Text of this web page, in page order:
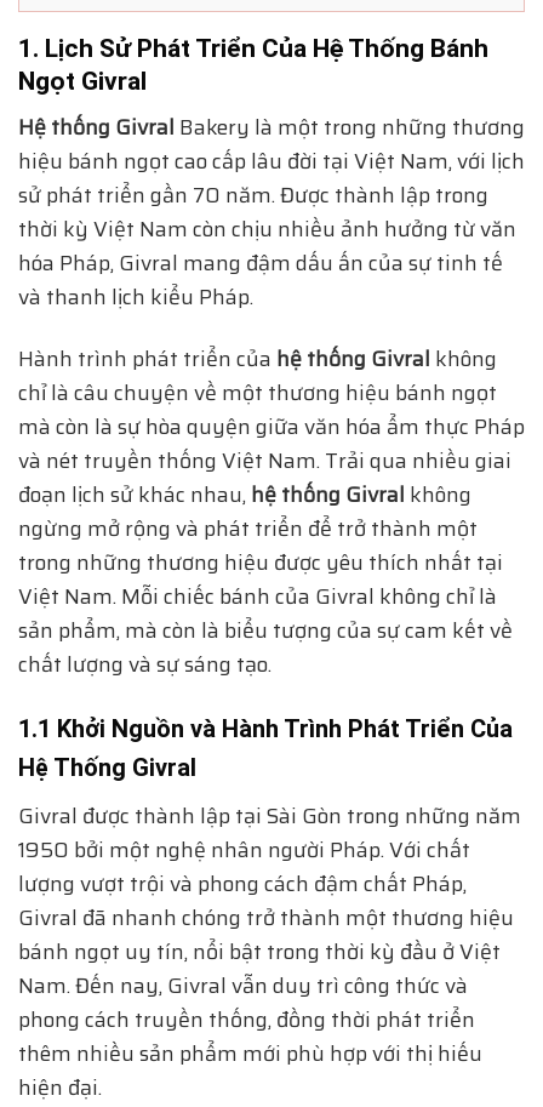
1. Lịch Sử Phát Triển Của Hệ Thống Bánh
Ngọt Givral
Hệ thống Givral Bakery là một trong những thương
hiệu bánh ngọt cao cấp lâu đời tại Việt Nam, với lịch
sử phát triển gần 70 năm. Được thành lập trong
thời kỳ Việt Nam còn chịu nhiều ảnh hưởng từ văn
hóa Pháp, Givral mang đậm dấu ấn của sự tinh tế
và thanh lịch kiểu Pháp.
Hành trình phát triển của hệ thống Givral không
chỉ là câu chuyện về một thương hiệu bánh ngọt
mà còn là sự hòa quyện giữa văn hóa ẩm thực Pháp
và nét truyền thống Việt Nam. Trải qua nhiều giai
đoạn lịch sử khác nhau, hệ thống Givral không
ngừng mở rộng và phát triển để trở thành một
trong những thương hiệu được yêu thích nhất tại
Việt Nam. Mỗi chiếc bánh của Givral không chỉ là
sản phẩm, mà còn là biểu tượng của sự cam kết về
chất lượng và sự sáng tạo.
1.1 Khởi Nguồn và Hành Trình Phát Triển Của
Hệ Thống Givral
Givral được thành lập tại Sài Gòn trong những năm
1950 bởi một nghệ nhân người Pháp. Với chất
lượng vượt trội và phong cách đậm chất Pháp,
Givral đã nhanh chóng trở thành một thương hiệu
bánh ngọt uy tín, nổi bật trong thời kỳ đầu ở Việt
Nam. Đến nay, Givral vẫn duy trì công thức và
phong cách truyền thống, đồng thời phát triển
thêm nhiều sản phẩm mới phù hợp với thị hiếu
hiện đại.